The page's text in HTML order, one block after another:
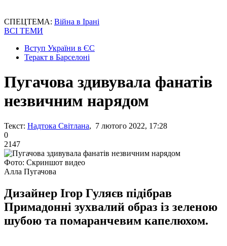
СПЕЦТЕМА: Війна в Ірані
ВСІ ТЕМИ
Вступ України в ЄС
Теракт в Барселоні
Пугачова здивувала фанатів
незвичним нарядом
Текст: Надтока Світлана, 7 лютого 2022, 17:28
0
2147
Фото: Скриншот видео
Алла Пугачова
Дизайнер Ігор Гуляєв підібрав
Примадонні зухвалий образ із зеленою
шубою та помаранчевим капелюхом.